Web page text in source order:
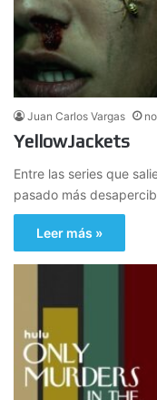
Juan Carlos Vargas
YellowJackets
Entre las series que
pasado más
Leer más »